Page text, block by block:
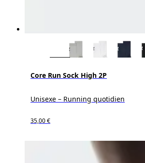
Core Run Sock High 2P
Unisexe – Running quotidien
35,00 €